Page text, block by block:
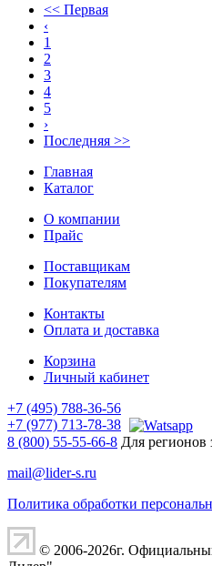
<< Первая
‹
1
2
3
4
5
›
Последняя >>
Главная
Каталог
О компании
Прайс
Поставщикам
Покупателям
Контакты
Оплата и доставка
Корзина
Личный кабинет
+7 (495) 788-36-56
+7 (977) 713-78-38
8 (800) 55-55-66-8 Для регионов
mail@lider-s.ru
Политика обработки
© 2006-2026г.